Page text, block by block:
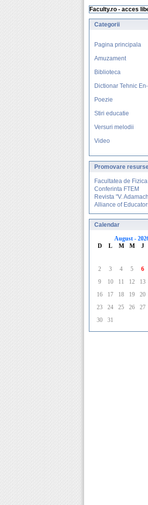
Faculty.ro - acces
Categorii
Pagina principala
Amuzament
Biblioteca
Dictionar Tehnic
Poezie
Stiri educatie
Versuri melodii
Video
Promovare
Facultatea de
Conferinta FTEM
Revista "V.
Alliance of
Calendar
August -
D
L M M J
2
3 4 5 6
9
10 11 12 13
16
17 18 19 20
23
24 25 26 27
30
31